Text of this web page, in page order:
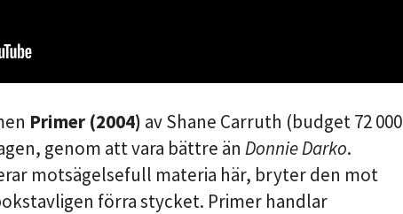
Primer (2004) av Shane Carruth (budget 72 000
genom att vara bättre än Donnie Darko.
motsägelsefull materia här, bryter den mot
förra stycket. Primer handlar